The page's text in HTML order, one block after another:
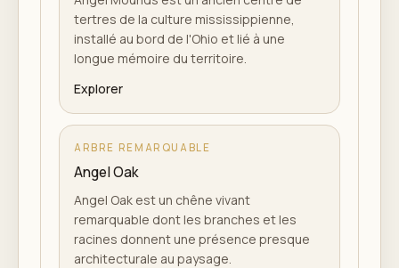
tertres de la culture mississippienne,
installé au bord de l'Ohio et lié à une
longue mémoire du territoire.
Explorer
ARBRE REMARQUABLE
Angel Oak
Angel Oak est un chêne vivant
remarquable dont les branches et les
racines donnent une présence presque
architecturale au paysage.